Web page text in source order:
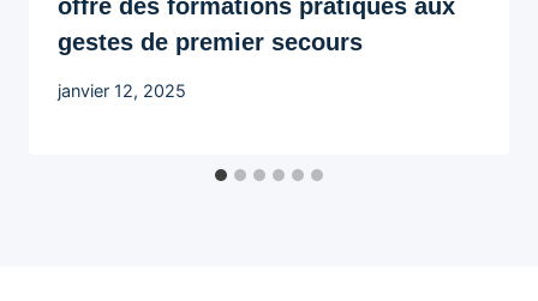
offre des formations pratiques aux
gestes de premier secours
janvier 12, 2025